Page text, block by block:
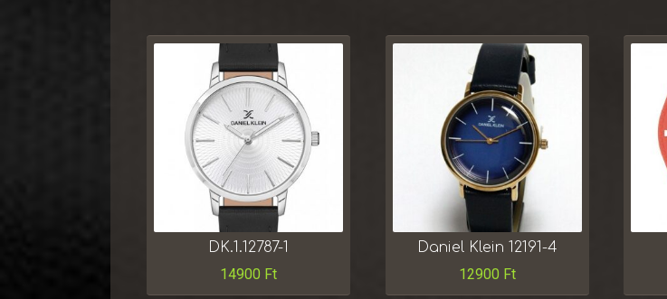
DK.1.12787-1
14900 Ft
Daniel Klein 12191-4
12900 Ft